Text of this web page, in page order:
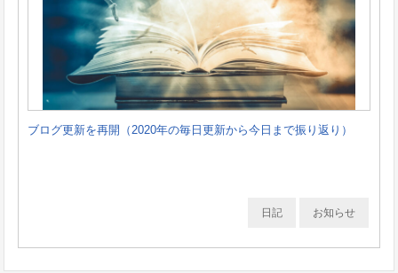
ブログ更新を再開（2020年の毎日更新から今日まで振り返り）
お知らせ
日記